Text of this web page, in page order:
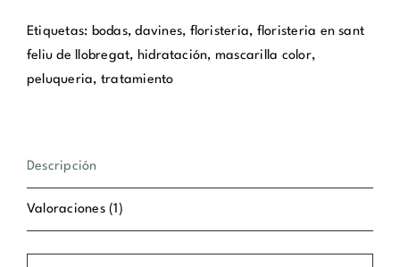
COLOR
COPPER
cantidad
Etiquetas: bodas,davines, floristeria, floristeria en sant
feliu de llobregat, hidratación, mascarilla color,
peluqueria, tratamiento
Descripción
Valoraciones (1)